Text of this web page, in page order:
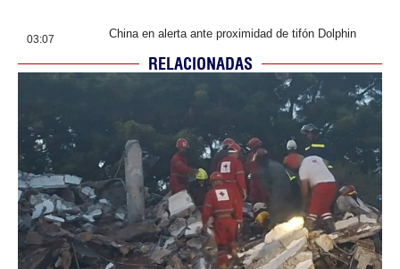
03:07 China en alerta ante proximidad de tifón Dolphin
RELACIONADAS